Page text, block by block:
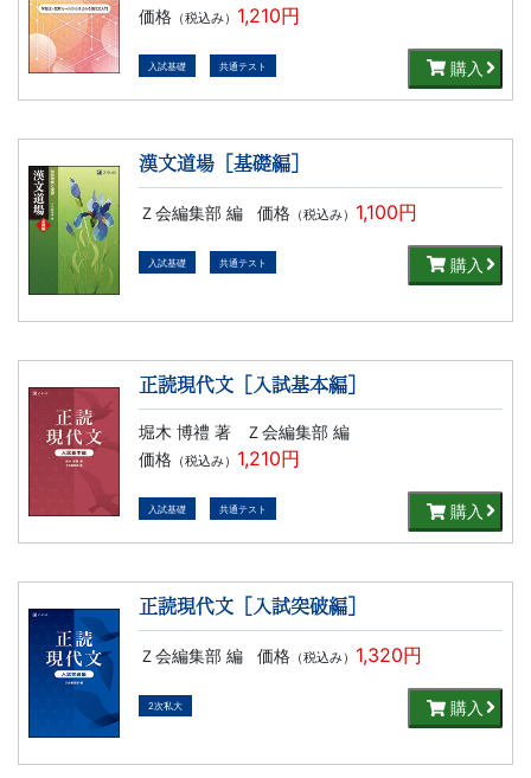
価格（税込み） 1,210円
入試基礎 共通テスト 購入
漢文道場［基礎編］
Ｚ会編集部 編 価格（税込み） 1,100円
入試基礎 共通テスト 購入
正読現代文［入試基本編］
堀木 博禮 著
Ｚ会編集部 編
価格（税込み） 1,210円
入試基礎 共通テスト 購入
正読現代文［入試突破編］
Ｚ会編集部 編 価格（税込み） 1,320円
2次私大 購入